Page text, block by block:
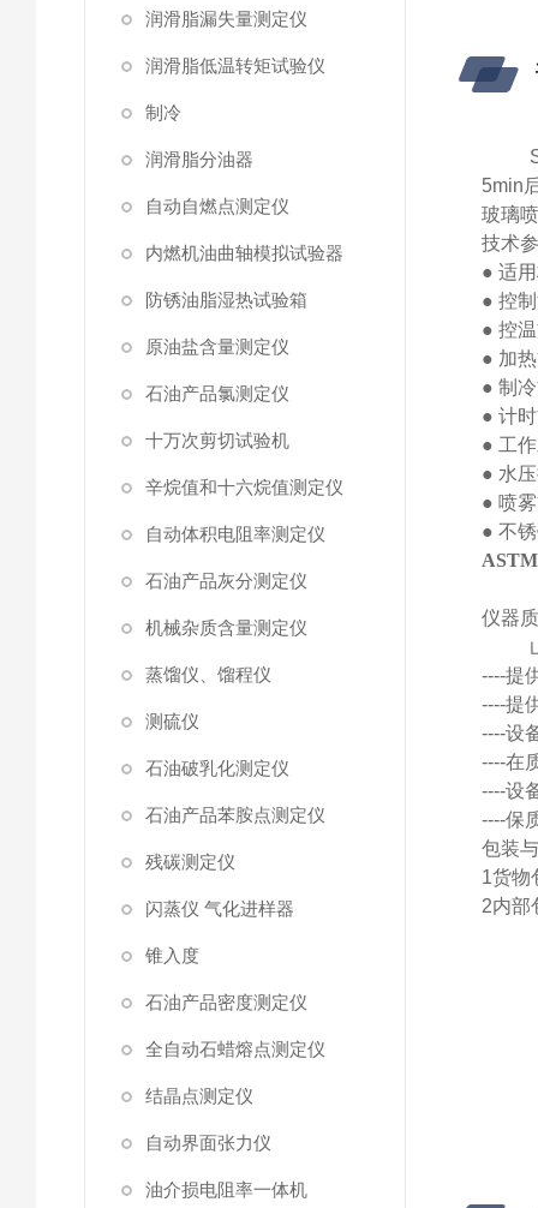
润滑脂漏失量测定仪
润滑脂低温转矩试验仪
制冷
润滑脂分油器
自动自燃点测定仪
内燃机油曲轴模拟试验器
防锈油脂湿热试验箱
原油盐含量测定仪
石油产品氯测定仪
十万次剪切试验机
辛烷值和十六烷值测定仪
自动体积电阻率测定仪
石油产品灰分测定仪
机械杂质含量测定仪
蒸馏仪、馏程仪
测硫仪
石油破乳化测定仪
石油产品苯胺点测定仪
残碳测定仪
闪蒸仪 气化进样器
锥入度
石油产品密度测定仪
全自动石蜡熔点测定仪
结晶点测定仪
自动界面张力仪
油介损电阻率一体机
5min
玻璃
技术
● 适
● 控
● 控
● 加
● 制
● 计
● 工
● 水
● 喷
● 不
仪器
----提
----提
----设
----在
----设
----保
包装
1货物
2内部